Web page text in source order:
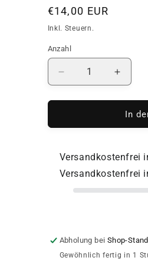
Normaler
Preis
€14,00 EUR
Inkl. Steuern.
Anzahl
Anzahl
Verringere
die
Menge
SAGA
Liquid
Gel
11
Erhöhe
die
für
SAGA
Liquid
Gel
11
In
Versandkostenfrei
Versandkostenfrei
Abholung bei Shop-
Gewöhnlich fertig in 1